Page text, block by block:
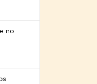
no